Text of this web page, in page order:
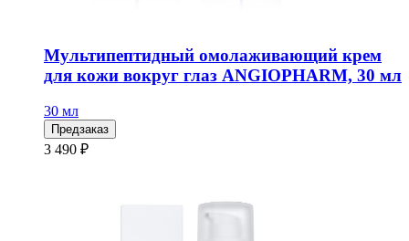
Мультипептидный омолаживающий крем
для кожи вокруг глаз ANGIOPHARM, 30 мл
30 мл
Предзаказ
3 490 ₽